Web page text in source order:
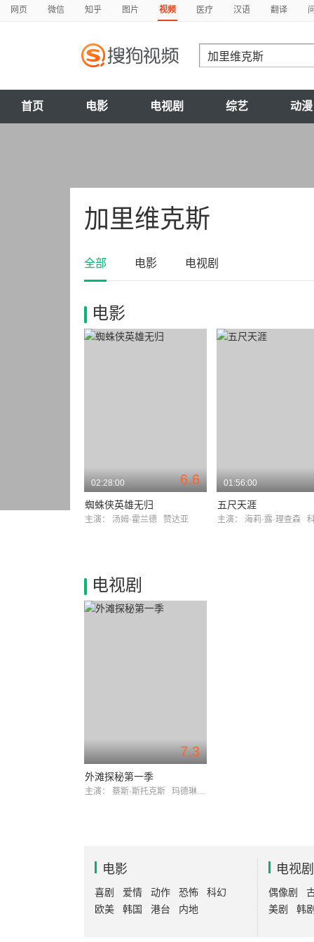
网页 微信 知乎 图片 视频 医疗 汉语 翻译
首页 电影 电视剧 综艺 动漫
加里维克斯
全部 电影 电视剧
电影
6.6
02:28:00
蜘蛛侠英雄无归
主演： 汤姆·霍兰德 赞达亚
01:56:00
五尺天涯
主演： 海莉·露·理查森 科
电视剧
7.3
外滩探秘第一季
主演： 蔡斯·斯托克斯 玛德琳·克莱因
电影
喜剧 爱情 动作 恐怖
科幻
欧美
韩国 港台 内地
电视剧
偶像剧
美剧
韩